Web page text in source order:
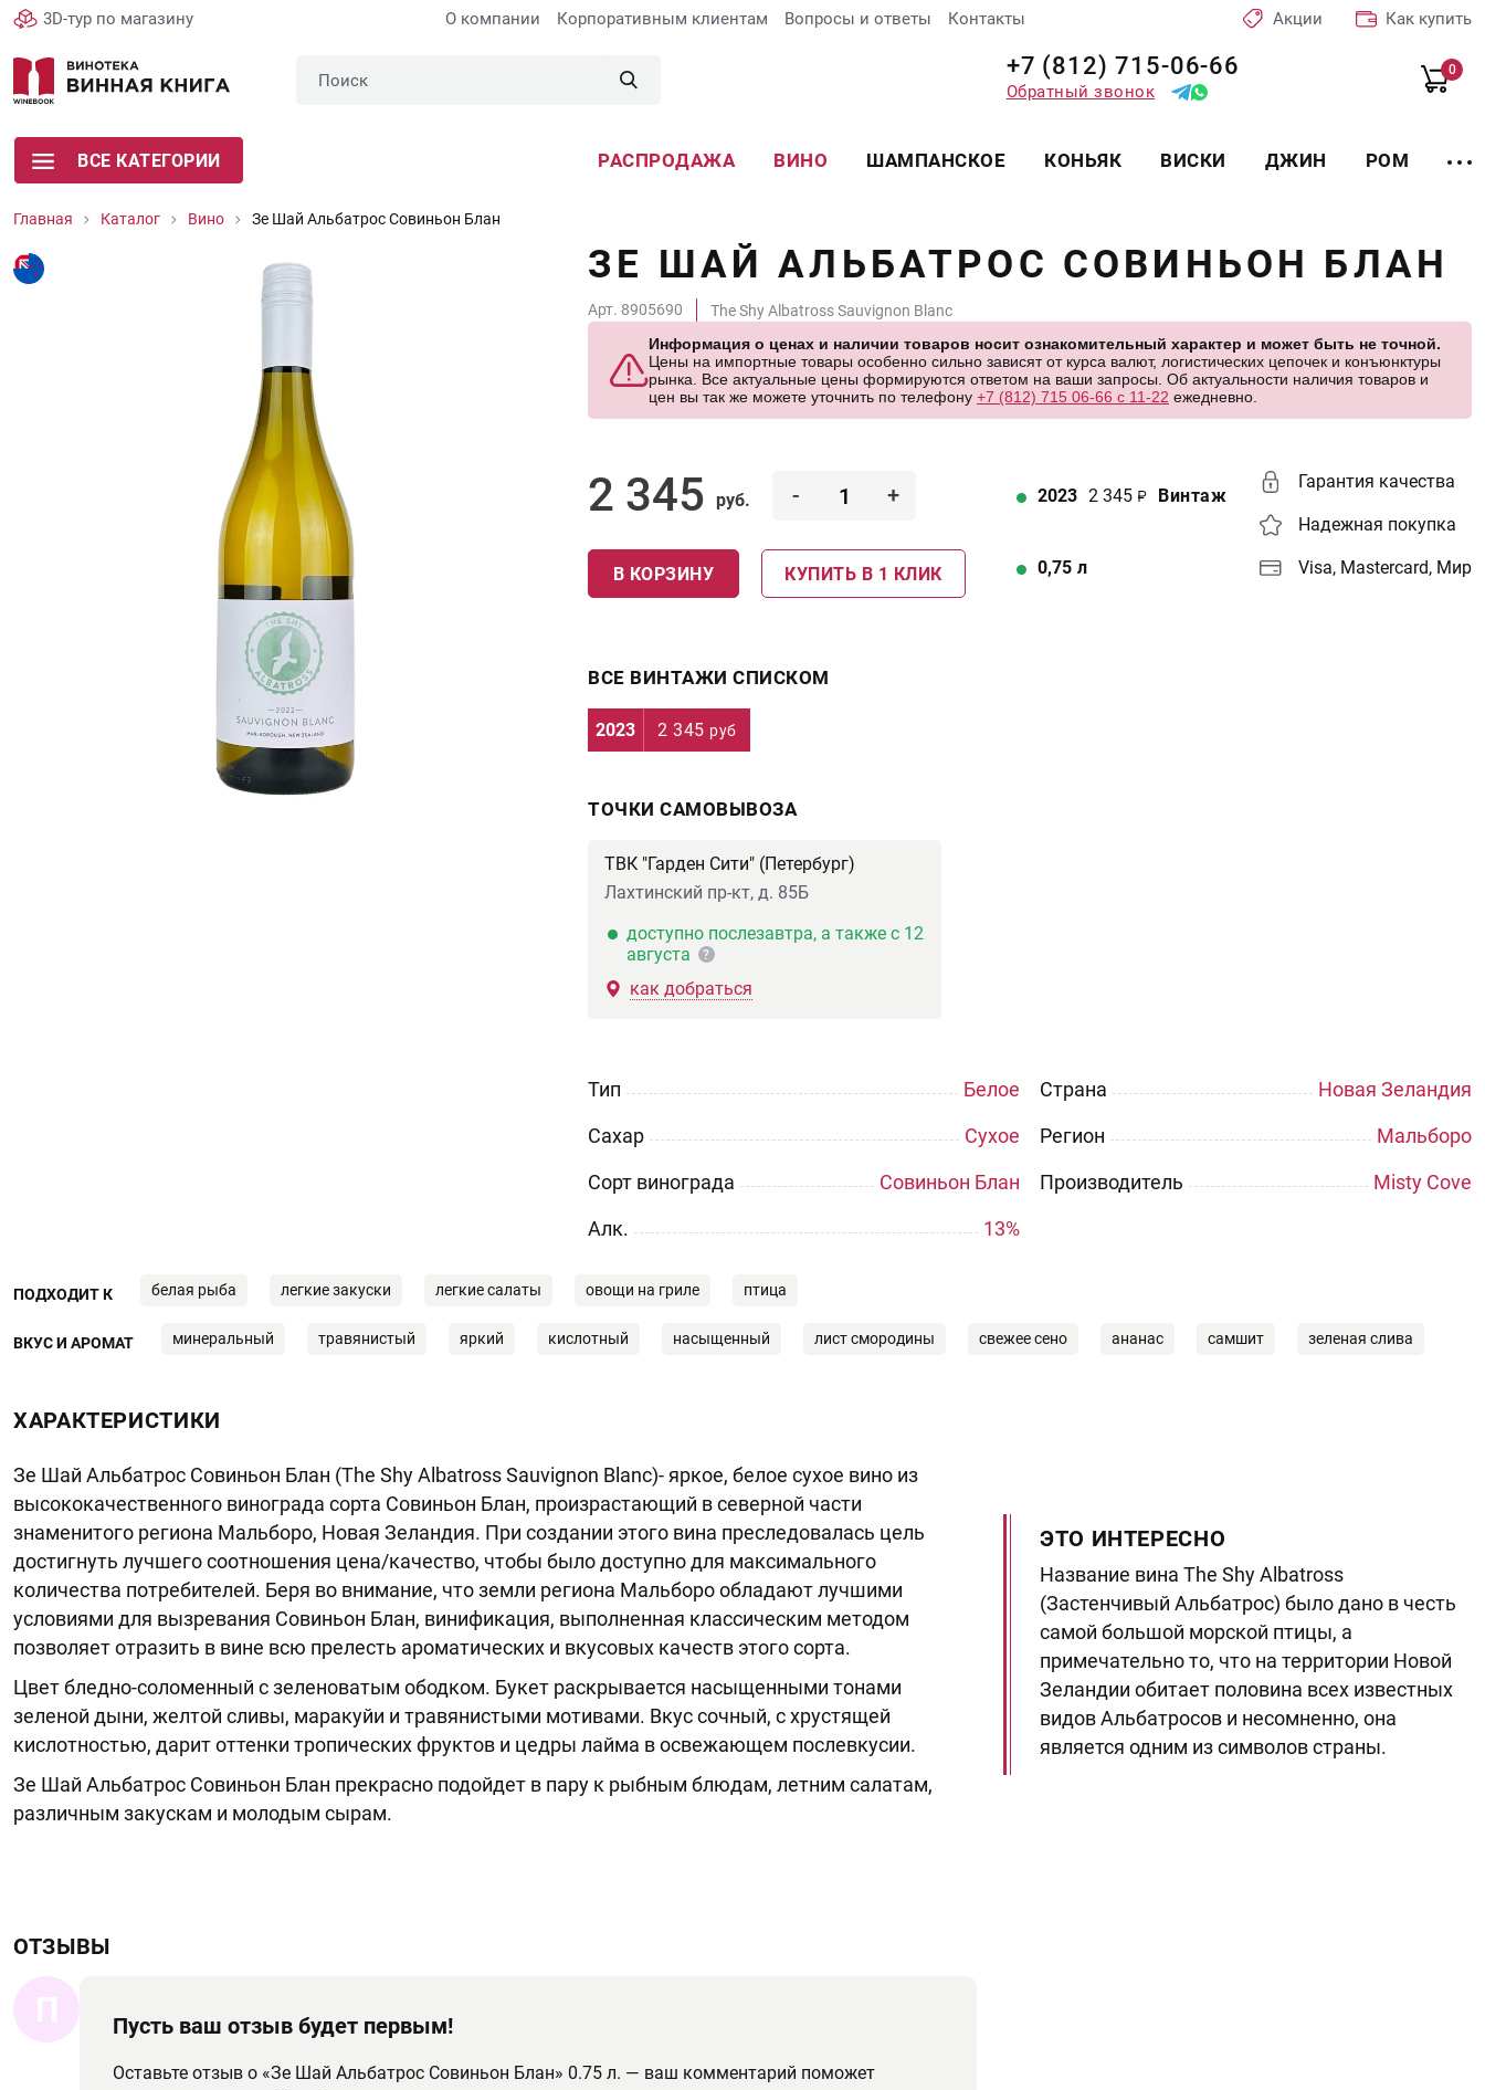
3D-тур по магазину О компании Корпоративным клиентам Вопросы и ответы Контакты Акции Как купить
+7 (812) 715-06-66
Обратный звонок
0
ВСЕ КАТЕГОРИИ РАСПРОДАЖА ВИНО ШАМПАНСКОЕ КОНЬЯК ВИСКИ ДЖИН РОМ
Главная Каталог Вино Зе Шай Альбатрос Совиньон Блан
ЗЕ ШАЙ АЛЬБАТРОС СОВИНЬОН БЛАН
Арт. 8905690
The Shy Albatross Sauvignon Blanc
Информация о ценах и наличии товаров носит ознакомительный характер и может быть не точной.
Цены на импортные товары особенно сильно зависят от курса валют, логистических цепочек и конъюнктуры
рынка. Все актуальные цены формируются ответом на ваши запросы. Об актуальности наличия товаров и
цен вы так же можете уточнить по телефону +7 (812) 715 06-66 с 11-22 ежедневно.
2 345 руб. - +
В КОРЗИНУ КУПИТЬ В 1 КЛИК
2023 2 345 Винтаж
0,75 л
Гарантия качества
Надежная покупка
Visa, Mastercard, Мир
ВСЕ ВИНТАЖИ СПИСКОМ
2023 2 345 руб
ТОЧКИ САМОВЫВОЗА
ТВК "Гарден Сити" (Петербург)
Лахтинский пр-кт, д. 85Б
доступно послезавтра, а также с 12
августа
?
как добраться
Тип
Белое
Сахар
Сухое
Сорт винограда
Совиньон Блан
Aлк.
13%
Страна
Новая Зеландия
Регион
Мальборо
Производитель
Misty Cove
ПОДХОДИТ К белая рыба легкие закуски легкие салаты овощи на гриле птица
ВКУС И АРОМАТ минеральный травянистый яркий кислотный насыщенный лист смородины свежее сено ананас самшит зеленая слива
ХАРАКТЕРИСТИКИ
Зе Шай Альбатрос Совиньон Блан (The Shy Albatross Sauvignon Blanc)- яркое, белое сухое вино из
высококачественного винограда сорта Совиньон Блан, произрастающий в северной части
знаменитого региона Мальборо, Новая Зеландия. При создании этого вина преследовалась цель
достигнуть лучшего соотношения цена/качество, чтобы было доступно для максимального
количества потребителей. Беря во внимание, что земли региона Мальборо обладают лучшими
условиями для вызревания Совиньон Блан, винификация, выполненная классическим методом
позволяет отразить в вине всю прелесть ароматических и вкусовых качеств этого сорта.
Цвет бледно-соломенный с зеленоватым ободком. Букет раскрывается насыщенными тонами
зеленой дыни, желтой сливы, маракуйи и травянистыми мотивами. Вкус сочный, с хрустящей
кислотностью, дарит оттенки тропических фруктов и цедры лайма в освежающем послевкусии.
Зе Шай Альбатрос Совиньон Блан прекрасно подойдет в пару к рыбным блюдам, летним салатам,
различным закускам и молодым сырам.
ЭТО ИНТЕРЕСНО
Название вина The Shy Albatross
(Застенчивый Альбатрос) было дано в честь
самой большой морской птицы, а
примечательно то, что на территории Новой
Зеландии обитает половина всех известных
видов Альбатросов и несомненно, она
является одним из символов страны.
ОТЗЫВЫ
П Пусть ваш отзыв будет первым!
Оставьте отзыв о «Зе Шай Альбатрос Совиньон Блан» 0.75 л. — ваш комментарий поможет